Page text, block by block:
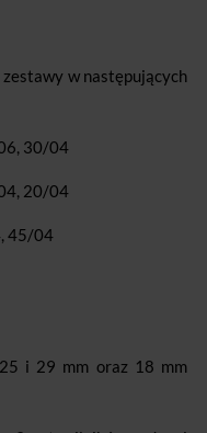
w następujących
30/04
20/04
45/04
i 29 mm oraz 18 mm